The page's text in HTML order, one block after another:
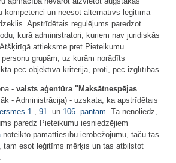
kompetenci un neesot alternatīvs leģitīmā
Apstrīdētais regulējums paredzot
kurā administratori, kuriem nav juridiskās
attieksme pret Pieteikumu
grupām, uz kurām norādīts
pēc objektīva kritērija, proti, pēc izglītības.
- valsts aģentūra "Maksātnespējas
- Administrācija) - uzskata, ka apstrīdētais
1., 91. un 106. pantam. Tā nenoliedz,
paredz Pieteikumu iesniedzējiem
noteikto pamattiesību ierobežojumu, taču tas
tam esot leģitīms mērķis un tas atbilstot